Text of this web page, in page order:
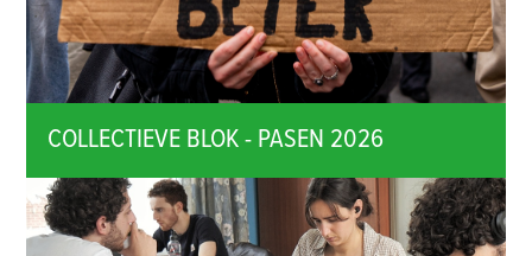
COLLECTIEVE BLOK - PASEN 2026